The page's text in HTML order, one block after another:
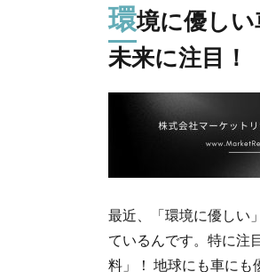
環境に優し
未来に注目！
最近、「環境に優しい
ているんです。特に注
料」！ 地球にも車にも